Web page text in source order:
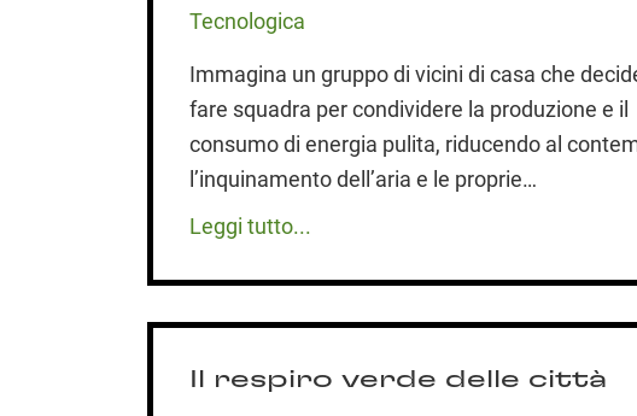
Tecnologica
Immagina un gruppo di vicini di casa che
fare squadra per condividere la produzione e il
consumo di energia pulita, riducendo al
l’inquinamento dell’aria e le proprie…
Leggi tutto...
Il respiro verde delle città